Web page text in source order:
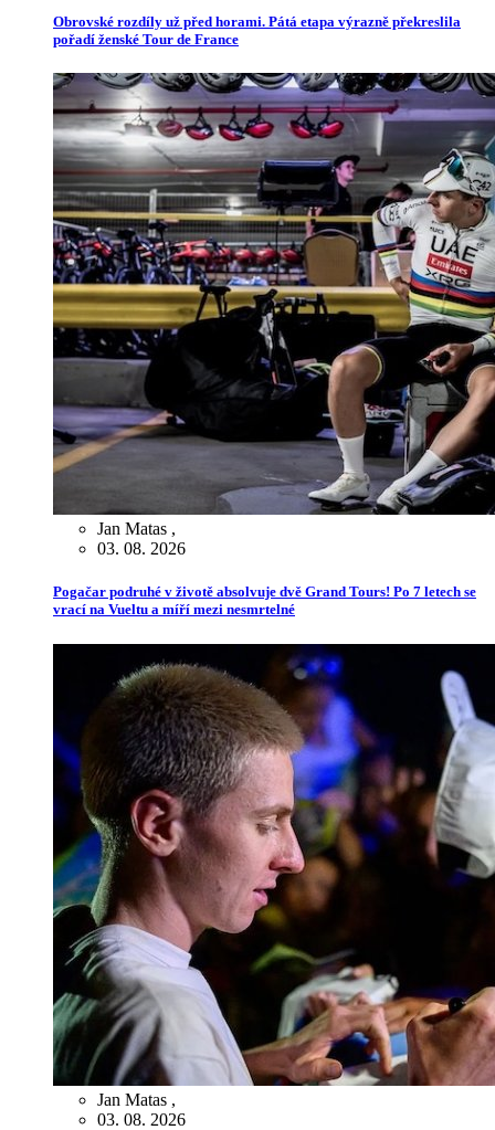
Obrovské rozdíly už před horami. Pátá etapa výrazně překreslila
pořadí ženské Tour de France
Jan Matas ,
03. 08. 2026
Pogačar podruhé v životě absolvuje dvě Grand Tours! Po 7 letech se
vrací na Vueltu a míří mezi nesmrtelné
Jan Matas ,
03. 08. 2026